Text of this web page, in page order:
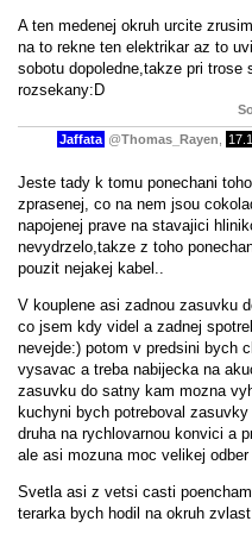
A ten medenej okruh urcite
na to rekne ten elektrikar az to
sobotu dopoledne,takze pri
rozsekany:D
Jaffata @Thomas_Rayen
Jeste tady k tomu ponechani
zprasenej, co na nem jsou
napojenej prave na stavajici
nevydrzelo,takze z toho
pouzit nejakej kabel..
V kouplene asi zadnou zasuvku
co jsem kdy videl a zadnej
nevejde:) potom v predsini bych
vysavac a treba nabijecka na
zasuvku do satny kam mozna
kuchyni bych potreboval
druha na rychlovarnou konvici a
ale asi mozuna moc velikej
Svetla asi z vetsi casti
terarka bych hodil na okruh